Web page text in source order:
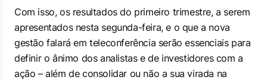
Com isso, os resultados do primeiro trimestre, a serem
apresentados nesta segunda-feira, e o que a nova
gestão falará em teleconferência serão essenciais para
definir o ânimo dos analistas e de investidores com a
ação – além de consolidar ou não a sua virada na